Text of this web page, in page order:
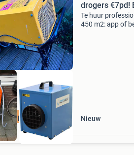
7 per dag
drogers €7pd!
Te huur
450 m2: app of
Nieuw